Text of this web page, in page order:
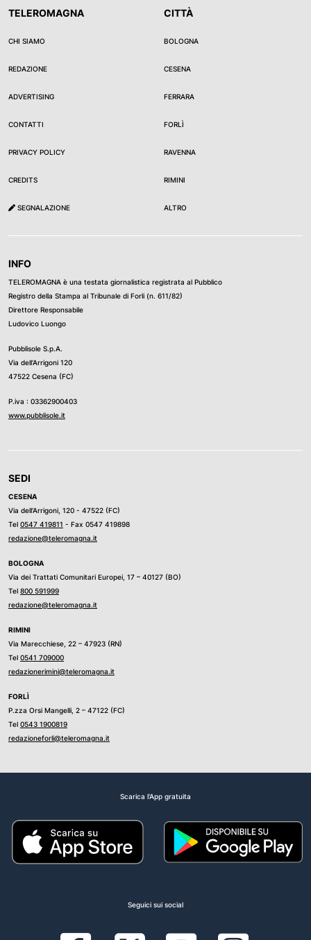
TELEROMAGNA
CHI SIAMO
REDAZIONE
ADVERTISING
CONTATTI
PRIVACY POLICY
CREDITS
SEGNALAZIONE
CITTÀ
BOLOGNA
CESENA
FERRARA
FORLÌ
RAVENNA
RIMINI
ALTRO
INFO
TELEROMAGNA è una testata giornalistica registrata al Pubblico
Registro della Stampa al Tribunale di Forli (n. 611/82)
Direttore Responsabile
Ludovico Luongo
Pubblisole S.p.A.
Via dell’Arrigoni 120
47522 Cesena (FC)
P.iva : 03362900403
www.pubblisole.it
SEDI
CESENA
Via dell’Arrigoni, 120 - 47522 (FC)
Tel 0547 419811 - Fax 0547 419898
redazione@teleromagna.it
BOLOGNA
Via dei Trattati Comunitari Europei, 17 – 40127 (BO)
Tel 800 591999
redazione@teleromagna.it
RIMINI
Via Marecchiese, 22 – 47923 (RN)
Tel 0541 709000
redazionerimini@teleromagna.it
FORLÌ
P.zza Orsi Mangelli, 2 – 47122 (FC)
Tel 0543 1900819
redazioneforli@teleromagna.it
Scarica l'App gratuita
Seguici sui social